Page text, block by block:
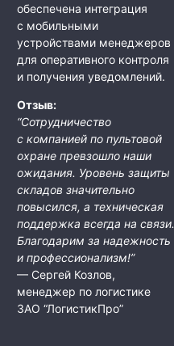
обеспечена интеграция
с мобильными
устройствами менеджеров
для оперативного контроля
и получения уведомлений.
Отзыв:
“Сотрудничество
с компанией по пультовой
охране превзошло наши
ожидания. Уровень защиты
складов значительно
повысился, а техническая
поддержка всегда на связи.
Благодарим за надежность
и профессионализм!”
— Сергей Козлов,
менеджер по логистике
ЗАО “ЛогистикПро”